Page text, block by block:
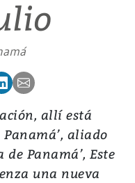
allí está
Panamá’, aliado
Panamá’, Este
una nueva